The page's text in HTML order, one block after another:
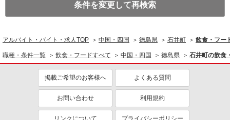
条件を変更して再検索
アルバイト・バイト・求人TOP 中国・四国 徳島県 石井町 飲食・フー
職種・条件一覧 飲食・フードすべて 中国・四国 徳島県 石井町の飲食
掲載ご希望のお客様へ よくある質問
お問い合わせ 利用規約
リンクについて プライバシーポリシー